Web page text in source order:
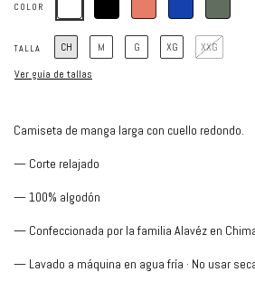
COLOR
TALLA CH M G XG
XXG
Ver guía de tallas
Camiseta de manga larga con cuello redondo.
— Corte relajado
— 100% algodón
— Confeccionada por la familia Alavéz en
— Lavado a máquina en agua fría · No usar